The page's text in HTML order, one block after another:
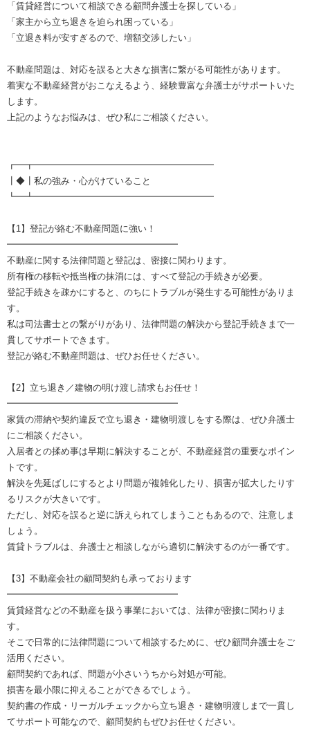
「賃貸経営について相談できる顧問弁護士を探している」
「家主から立ち退きを迫られ困っている」
「立退き料が安すぎるので、増額交渉したい」
不動産問題は、対応を誤ると大きな損害に繋がる可能性があります。
着実な不動産経営がおこなえるよう、経験豊富な弁護士がサポートいた
します。
上記のようなお悩みは、ぜひ私にご相談ください。
┏━┳━━━━━━━━━━━━━━━━━━━━
┃◆┃私の強み・心がけていること
┗━┻━━━━━━━━━━━━━━━━━━━━
【1】登記が絡む不動産問題に強い！
━━━━━━━━━━━━━━━━━━━
不動産に関する法律問題と登記は、密接に関わります。
所有権の移転や抵当権の抹消には、すべて登記の手続きが必要。
登記手続きを疎かにすると、のちにトラブルが発生する可能性がありま
す。
私は司法書士との繋がりがあり、法律問題の解決から登記手続きまで一
貫してサポートできます。
登記が絡む不動産問題は、ぜひお任せください。
【2】立ち退き／建物の明け渡し請求もお任せ！
━━━━━━━━━━━━━━━━━━━
家賃の滞納や契約違反で立ち退き・建物明渡しをする際は、ぜひ弁護士
にご相談ください。
入居者との揉め事は早期に解決することが、不動産経営の重要なポイン
トです。
解決を先延ばしにするとより問題が複雑化したり、損害が拡大したりす
るリスクが大きいです。
ただし、対応を誤ると逆に訴えられてしまうこともあるので、注意しま
しょう。
賃貸トラブルは、弁護士と相談しながら適切に解決するのが一番です。
【3】不動産会社の顧問契約も承っております
━━━━━━━━━━━━━━━━━━━
賃貸経営などの不動産を扱う事業においては、法律が密接に関わりま
す。
そこで日常的に法律問題について相談するために、ぜひ顧問弁護士をご
活用ください。
顧問契約であれば、問題が小さいうちから対処が可能。
損害を最小限に抑えることができるでしょう。
契約書の作成・リーガルチェックから立ち退き・建物明渡しまで一貫し
てサポート可能なので、顧問契約もぜひお任せください。